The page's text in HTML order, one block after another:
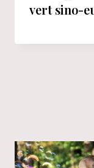
vert sino-